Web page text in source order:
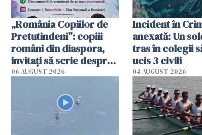
„România Copiilor de
Pretutindeni”: copiii
români din diaspora,
invitați să scrie despre
România într-un volum
06 AUGUST 2026
Incident în
anexată: Un
tras în colegii
ucis 3 civili
04 AUGUST 2026